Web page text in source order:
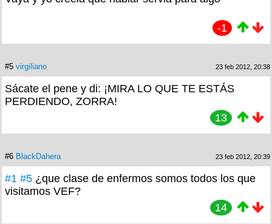
-1
#5 virgiliano 23 feb 2012, 20:38
Sácate el pene y di: ¡MIRA LO QUE TE ESTÁS
PERDIENDO, ZORRA!
13
#6 BlackDahera 23 feb 2012, 20:39
#1 #5 ¿que clase de enfermos somos todos los que
visitamos VEF?
14